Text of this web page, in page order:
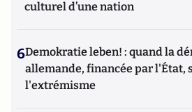
culturel d’une nation
6Demokratie leben! : quand la
allemande, financée par l'État,
l'extrémisme